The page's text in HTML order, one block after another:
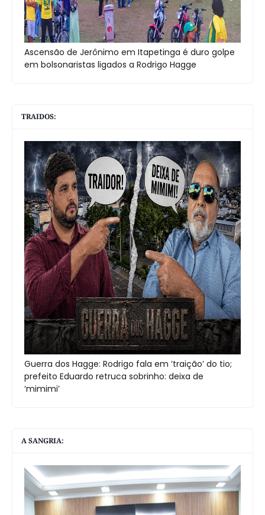
Ascensão de Jerônimo em Itapetinga é duro golpe
em bolsonaristas ligados a Rodrigo Hagge
TRAIDOS:
Guerra dos Hagge: Rodrigo fala em ‘traição’ do tio;
prefeito Eduardo retruca sobrinho: deixa de
‘mimimi’
A SANGRIA: